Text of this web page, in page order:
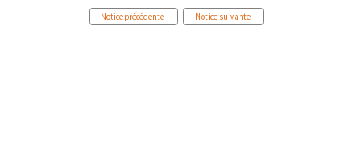
Notice précédente Notice suivante